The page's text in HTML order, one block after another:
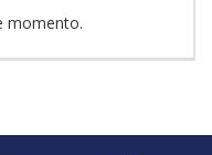
momento.